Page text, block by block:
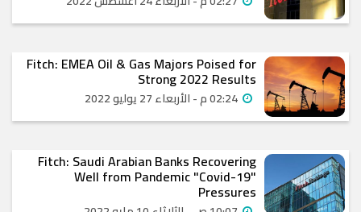
Fitch: EMEA Oil & Gas Majors Poised for
Strong 2022 Results
Fitch: Saudi Arabian Banks Recovering
Well from Pandemic "Covid-19"
Pressures